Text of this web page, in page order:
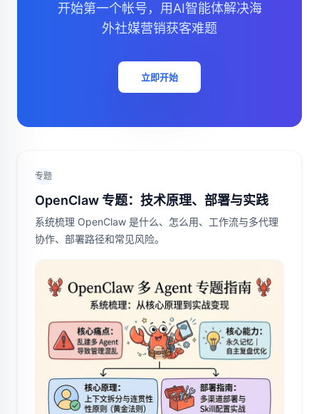
开始第一个帐号，用AI智能体解决海
外社媒营销获客难题
立即开始
专题
OpenClaw 专题：技术原理、部署与实践
系统梳理 OpenClaw 是什么、怎么用、工作流与多代理
协作、部署路径和常见风险。